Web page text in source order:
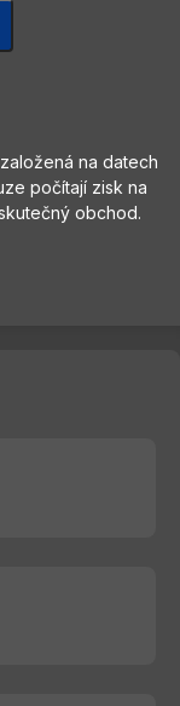
na datech
počítají zisk na
obchod.